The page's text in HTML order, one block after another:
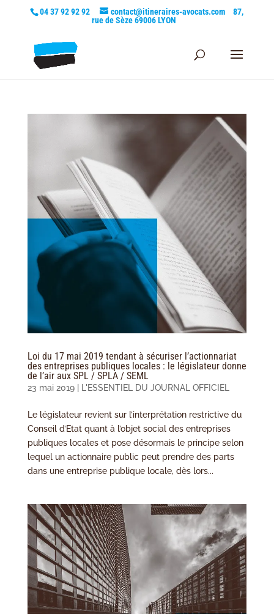
04 37 92 92 92 contact@itineraires-avocats.com
87,
rue de Sèze 69006 LYON
Loi du 17 mai 2019 tendant à sécuriser l’actionnariat
des entreprises publiques locales : le législateur donne
de l’air aux SPL / SPLA / SEML
23 mai 2019| L'ESSENTIEL DU JOURNAL OFFICIEL
Le législateur revient sur l’interprétation restrictive du
Conseil d’Etat quant à l’objet social des entreprises
publiques locales et pose désormais le principe selon
lequel un actionnaire public peut prendre des parts
dans une entreprise publique locale, dès lors...